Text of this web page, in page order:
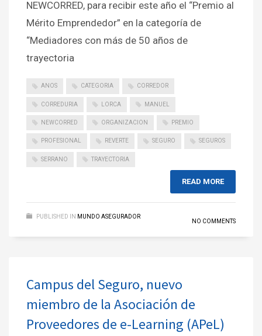
NEWCORRED, para recibir este año el “Premio al
Mérito Emprendedor” en la categoría de
“Mediadores con más de 50 años de
trayectoria
ANOS CATEGORIA CORREDOR
CORREDURIA LORCA MANUEL
NEWCORRED ORGANIZACION PREMIO
PROFESIONAL REVERTE SEGURO SEGUROS
SERRANO TRAYECTORIA
READ MORE
PUBLISHED IN MUNDO ASEGURADOR
NO COMMENTS
Campus del Seguro, nuevo
miembro de la Asociación de
Proveedores de e-Learning (APeL)